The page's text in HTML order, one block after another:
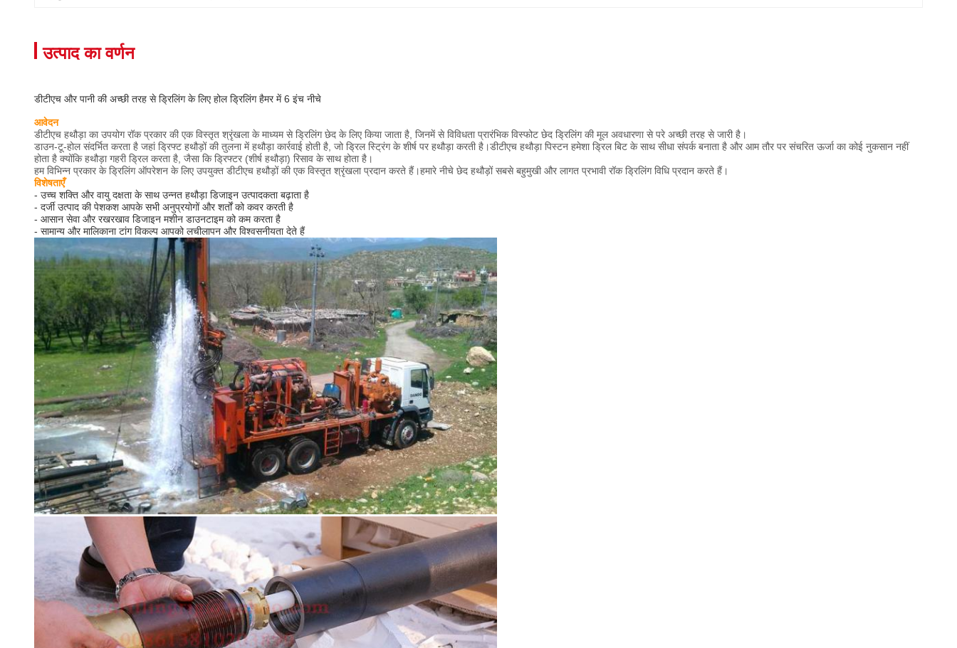
उत्पाद का वर्णन
डीटीएच और पानी की अच्छी तरह से ड्रिलिंग के लिए होल ड्रिलिंग हैमर में 6 इंच नीचे
आवेदन
डीटीएच हथौड़ा का उपयोग रॉक प्रकार की एक विस्तृत श्रृंखला के माध्यम से ड्रिलिंग छेद के लिए किया जाता है, जिनमें से विविधता प्रारंभिक विस्फोट छेद ड्रिलिंग की मूल अवधारणा से परे अच्छी तरह से जारी है।
डाउन-टू-होल संदर्भित करता है जहां ड्रिफ्ट हथौड़ों की तुलना में हथौड़ा कार्रवाई होती है, जो ड्रिल स्ट्रिंग के शीर्ष पर हथौड़ा करती है।डीटीएच हथौड़ा पिस्टन हमेशा ड्रिल बिट के साथ सीधा संपर्क बनाता है और आम तौर पर संचरित ऊर्जा का कोई नुकसान नहीं
होता है क्योंकि हथौड़ा गहरी ड्रिल करता है, जैसा कि ड्रिफ्टर (शीर्ष हथौड़ा) रिसाव के साथ होता है।
हम विभिन्न प्रकार के ड्रिलिंग ऑपरेशन के लिए उपयुक्त डीटीएच हथौड़ों की एक विस्तृत श्रृंखला प्रदान करते हैं।हमारे नीचे छेद हथौड़ों सबसे बहुमुखी और लागत प्रभावी रॉक ड्रिलिंग विधि प्रदान करते हैं।
विशेषताएँ
- उच्च शक्ति और वायु दक्षता के साथ उन्नत हथौड़ा डिजाइन उत्पादकता बढ़ाता है
- दर्जी उत्पाद की पेशकश आपके सभी अनुप्रयोगों और शर्तों को कवर करती है
- आसान सेवा और रखरखाव डिजाइन मशीन डाउनटाइम को कम करता है
- सामान्य और मालिकाना टांग विकल्प आपको लचीलापन और विश्वसनीयता देते हैं